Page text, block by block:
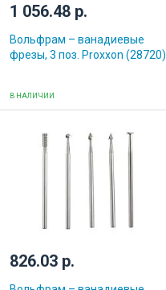
1 056.48 р.
Вольфрам – ванадиевые
фрезы, 3 поз. Proxxon (28720)
В НАЛИЧИИ
826.03 р.